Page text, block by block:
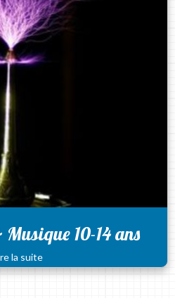
10-14 ans
la suite